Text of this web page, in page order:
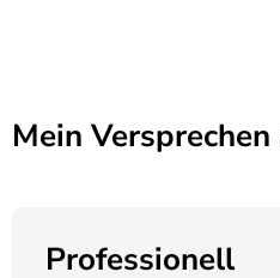
Mein Versprechen
Professionell